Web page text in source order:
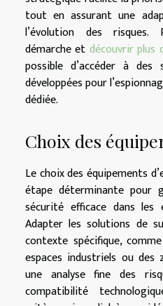
tout en assurant une
l’évolution des
démarche et découvrir plus
possible d’accéder à des
développées pour
dédiée.
Choix des
Le choix des équipements
étape déterminante pour
sécurité efficace dans les
Adapter les solutions de
contexte spécifique,
espaces industriels ou des
une analyse fine des
compatibilité